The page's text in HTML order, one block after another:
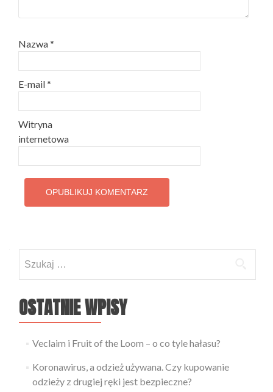
Nazwa*
E-mail*
Witryna
internetowa
OSTATNIE WPISY
Veclaim i Fruit of the Loom – o co tyle hałasu?
Koronawirus, a odzież używana. Czy kupowanie
odzieży z drugiej ręki jest bezpieczne?